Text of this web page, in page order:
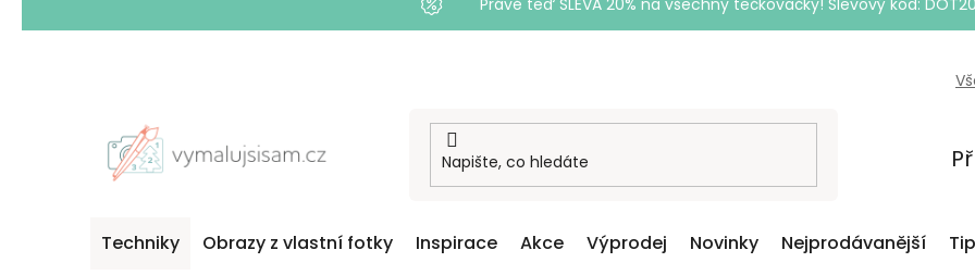
Právě teď SLEVA 20% na všechny tečkovačky! Slevový kód:
Techniky Obrazy z vlastní fotky Inspirace Akce Výprodej Novinky Nejprodávanější